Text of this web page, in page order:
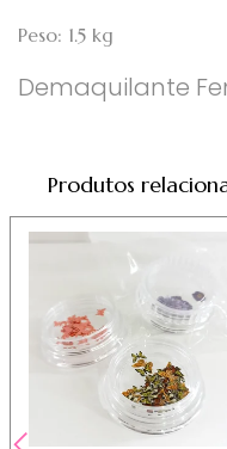
Peso: 1.5 kg
Demaquilante
Produtos